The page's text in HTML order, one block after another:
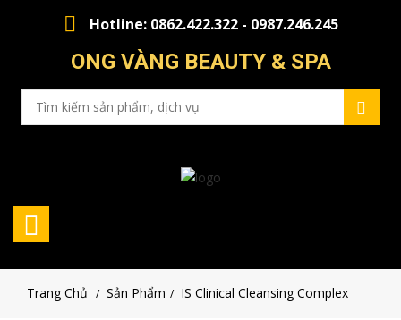
Hotline: 0862.422.322 - 0987.246.245
ONG VÀNG BEAUTY & SPA
Trang Chủ / Sản Phẩm / IS Clinical Cleansing Complex